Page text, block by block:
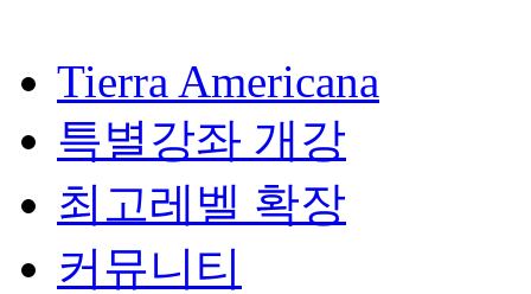
Tierra Americana
특별강좌 개강
최고레벨 확장
커뮤니티